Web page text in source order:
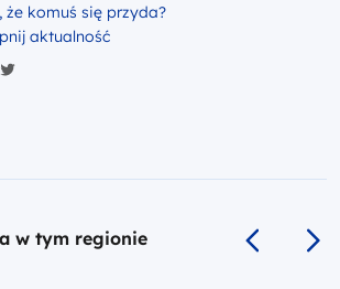
że komuś się przyda?
aktualność
w tym regionie
Poprzedni